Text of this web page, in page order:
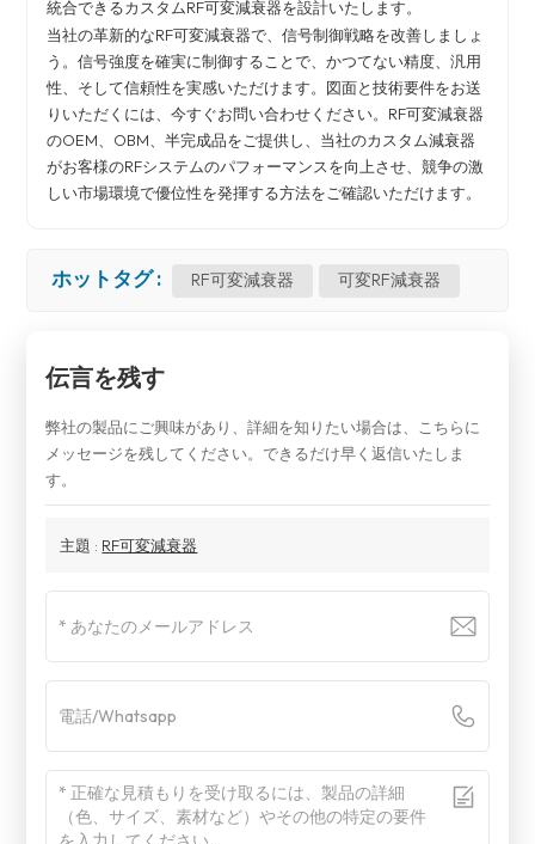
統合できるカスタムRF可変減衰器を設計いたします。
当社の革新的なRF可変減衰器で、信号制御戦略を改善しましょ
う。信号強度を確実に制御することで、かつてない精度、汎用
性、そして信頼性を実感いただけます。図面と技術要件をお送
りいただくには、今すぐお問い合わせください。RF可変減衰器
のOEM、OBM、半完成品をご提供し、当社のカスタム減衰器
がお客様のRFシステムのパフォーマンスを向上させ、競争の激
しい市場環境で優位性を発揮する方法をご確認いただけます。
ホットタグ : RF可変減衰器 可変RF減衰器
伝言を残す
弊社の製品にご興味があり、詳細を知りたい場合は、こちらに
メッセージを残してください。できるだけ早く返信いたしま
す。
主題 : RF可変減衰器